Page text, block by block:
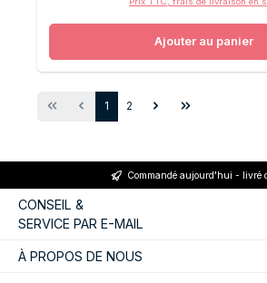
Ajouter au panier
Page
1 Page
2
Commandé aujourd'hui - livré
CONSEIL &
SERVICE PAR E-MAIL
À PROPOS DE NOUS